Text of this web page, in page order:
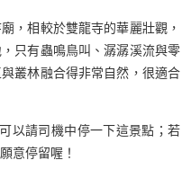
，相較於雙龍寺的華麗壯觀，
只有蟲鳴鳥叫、潺潺溪流與零
叢林融合得非常自然，很適合
以請司機中停一下這景點；若
意停留喔！